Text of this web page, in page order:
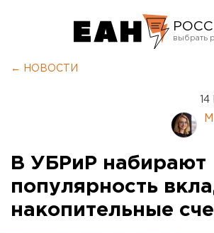
← НОВОСТИ
В УБРиР набирают
популярность
накопительные